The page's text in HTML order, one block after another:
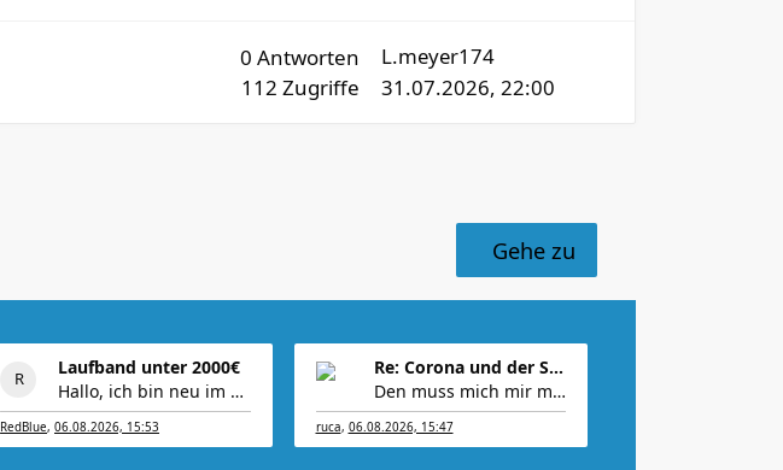
0Antworten
112Zugriffe
L.meyer174
31.07.2026, 22:00
Gehe zu
Laufband unter 2000€
Hallo, ich bin neu im Forum und hoffe Ihr könnt m
RedBlue, 06.08.2026, 15:53
Re: Corona und der Sport
Den muss mich mir merken. Kann man ja noch ergän
ruca, 06.08.2026, 15:47